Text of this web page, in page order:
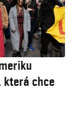
která chce